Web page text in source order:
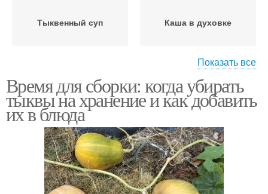
Тыквенный суп Каша в духовке
Тыквенные пампушки Тыквенная запеканка
Показать все
Время для сборки: когда убирать
тыквы на хранение и как добавить
их в блюда